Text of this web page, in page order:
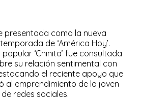
presentada como la nueva
de ‘América Hoy’.
‘Chinita’ fue consultada
su relación sentimental con
el reciente apoyo que
al emprendimiento de la joven
redes sociales.